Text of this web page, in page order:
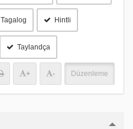
Tagalog Hintli
Taylandça
+ - Düzenleme